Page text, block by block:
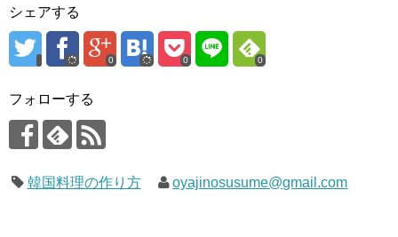
シェアする
0 0 0
フォローする
韓国料理の作り方 oyajinosusume@gmail.com